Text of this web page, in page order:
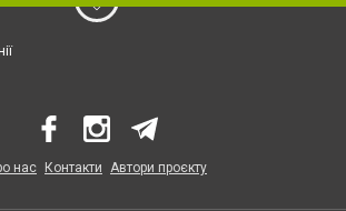
нас Контакти Автори проєкту